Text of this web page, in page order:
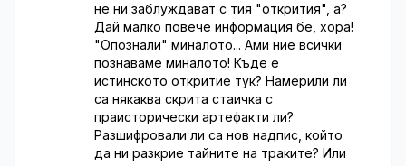
не ни заблуждават с тия "открития", а?
Дай малко повече информация бе, хора!
"Опознали" миналото... Ами ние всички
познаваме миналото! Къде е
истинското откритие тук? Намерили ли
са някаква скрита стаичка с
праисторически артефакти ли?
Разшифровали ли са нов надпис, който
да ни разкрие тайните на траките? Или